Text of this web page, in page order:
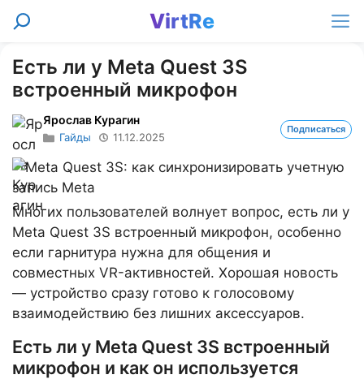
Перейти
VirtRe
Поиск
Есть ли у Meta Quest 3S
встроенный микрофон
Ярослав Курагин
Гайды 11.12.2025
Подписаться
Многих пользователей волнует вопрос, есть ли у
Meta Quest 3S встроенный микрофон, особенно
если гарнитура нужна для общения и
совместных VR-активностей. Хорошая новость
— устройство сразу готово к голосовому
взаимодействию без лишних аксессуаров.
Есть ли у Meta Quest 3S встроенный
микрофон и как он используется